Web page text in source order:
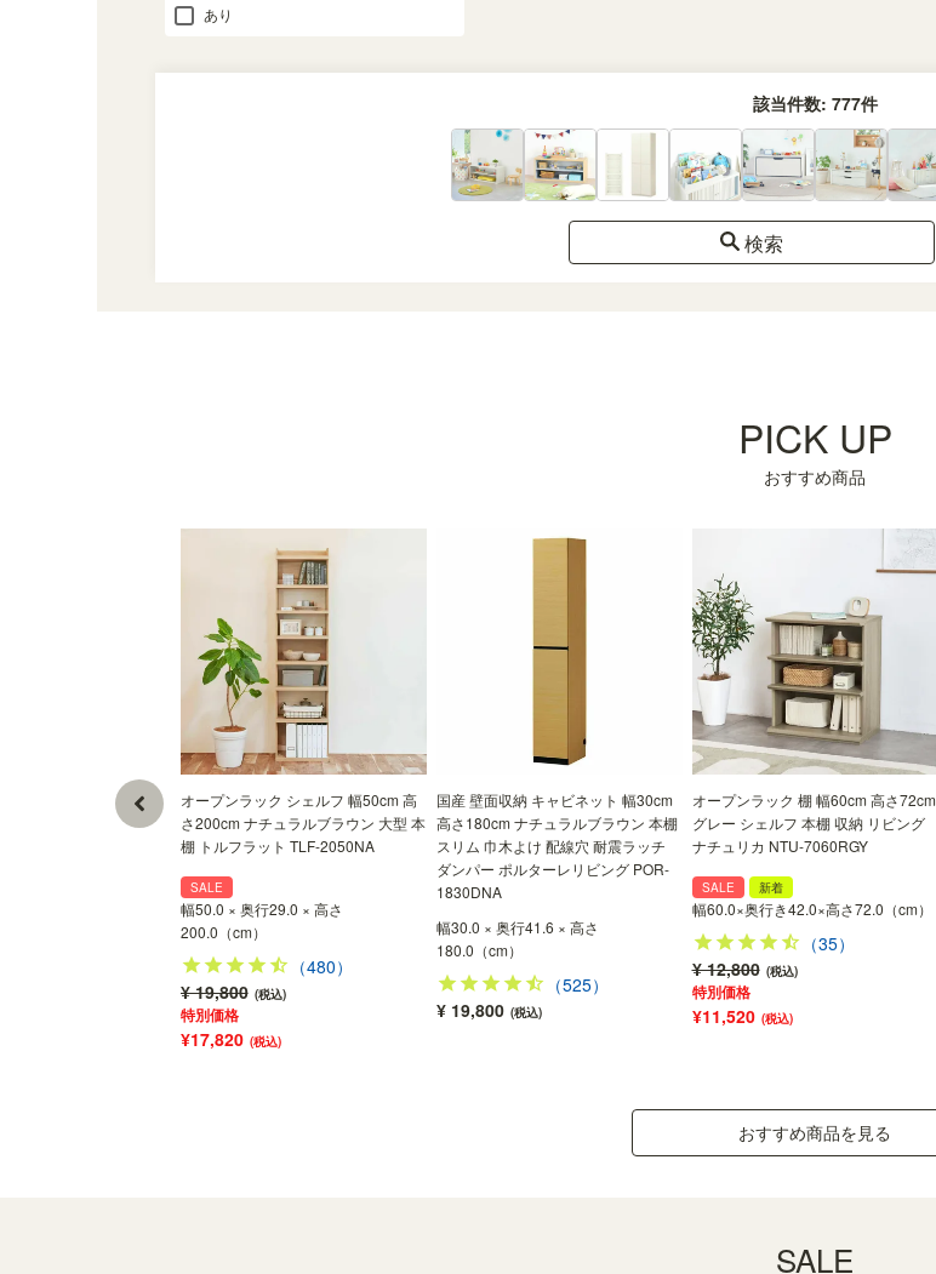
あり
該当件数: 777件
検索
PICK UP
おすすめ商品
オープンラック シェルフ 幅50cm 高
さ200cm ナチュラルブラウン 大型 本
棚 トルフラット TLF-2050NA
SALE
幅50.0 × 奥行29.0 × 高さ
200.0（cm）
（480）
¥ 19,800 (税込)
特別価格
¥17,820 (税込)
国産 壁面収納 キャビネット 幅30cm
高さ180cm ナチュラルブラウン 本棚
スリム 巾木よけ 配線穴 耐震ラッチ
ダンパー ポルターレリビング POR-
1830DNA
幅30.0 × 奥行41.6 × 高さ
180.0（cm）
（525）
¥ 19,800 (税込)
オープンラック 棚 幅60cm 高さ72cm
グレー シェルフ 本棚 収納 リビング
ナチュリカ NTU-7060RGY
SALE 新着
幅60.0×奥行き42.0×高さ72.0（cm）
（35）
¥ 12,800 (税込)
特別価格
¥11,520 (税込)
おすすめ商品を見る
SALE